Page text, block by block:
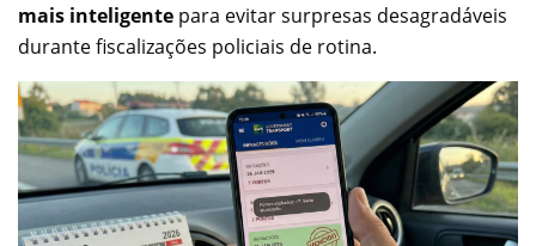
mais inteligente para evitar surpresas desagradáveis
durante fiscalizações policiais de rotina.